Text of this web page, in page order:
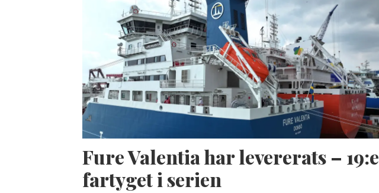
Fure Valentia har levererats – 19:e
fartyget i serien